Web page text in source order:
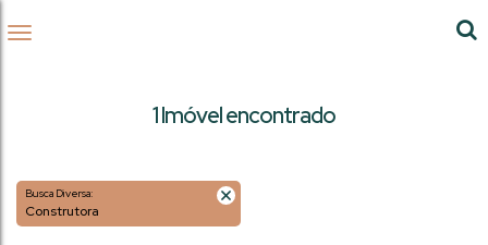
1 Imóvel encontrado
Busca Diversa:
Construtora